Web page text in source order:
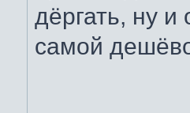
дёргать, ну
самой